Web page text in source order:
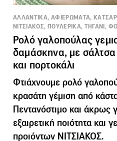
ΑΛΛΑΝΤΙΚΑ, ΑΦΙΕΡΩΜΑΤΑ,
ΝΙΤΣΙΑΚΟΣ, ΠΟΥΛΕΡΙΚΑ, ΤΗΓΑΝΙ,
Ρολό γαλοπούλας
δαμάσκηνα, με
και πορτοκάλι
Φτιάχνουμε ρολό
κρασάτη γέμιση από
Πεντανόστιμο και άκρως
εξαιρετική ποιότητα και
προιόντων ΝΙΤΣΙΑΚΟΣ.